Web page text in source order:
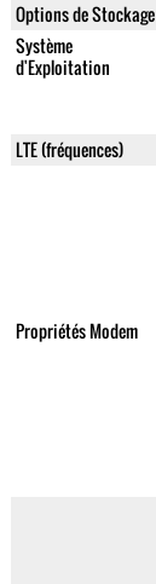
Options de Stockage
Système
d'Exploitation
LTE (fréquences)
Propriétés Modem